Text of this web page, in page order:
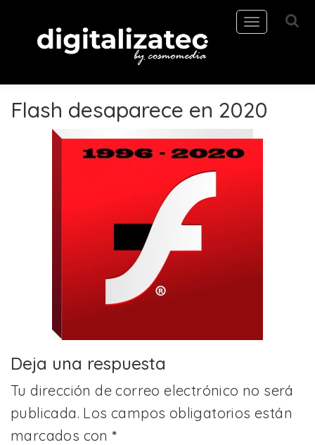
Toggle
navigation
Flash desaparece en 2020
Deja una respuesta
Tu dirección de correo electrónico no será
publicada. Los campos obligatorios están
marcados con*